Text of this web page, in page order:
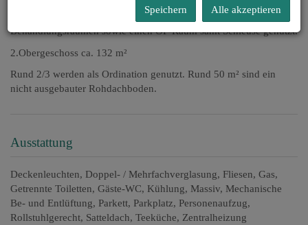
Das gesamte Geschoss wird als Ärztepraxis samt Wartebereich
Behandlungsräumen sowie einen OP-Raum samt Schleuse genutzt.
2.Obergeschoss ca. 132 m²
Rund 2/3 werden als Ordination genutzt. Rund 50 m² sind ein
nicht ausgebauter Rohdachboden.
Ausstattung
Deckenleuchten Doppel- / Mehrfachverglasung Fliesen Gas
Getrennte Toiletten Gäste-WC Kühlung Massiv Mechanische
Be- und Entlüftung
Parkett Parkplatz
Personenaufzug
Rollstuhlgerecht Satteldach Teeküche Zentralheizung
Speichern Alle akzeptieren